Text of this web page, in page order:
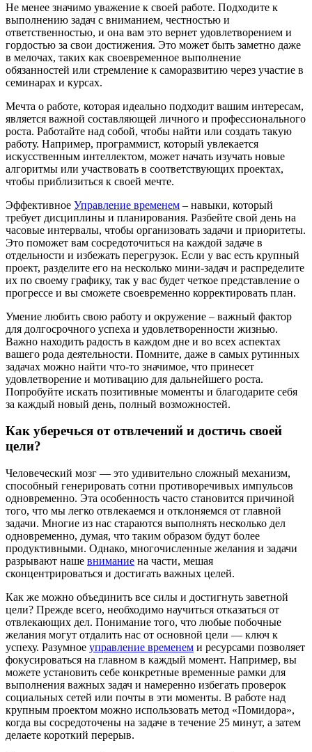
Не менее значимо уважение к своей работе. Подходите к
выполнению задач с вниманием, честностью и
ответственностью, и она вам это вернет удовлетворением и
гордостью за свои достижения. Это может быть заметно даже
в мелочах, таких как своевременное выполнение
обязанностей или стремление к саморазвитию через участие в
семинарах и курсах.
Мечта о работе, которая идеально подходит вашим интересам,
является важной составляющей личного и профессионального
роста. Работайте над собой, чтобы найти или создать такую
работу. Например, программист, который увлекается
искусственным интеллектом, может начать изучать новые
алгоритмы или участвовать в соответствующих проектах,
чтобы приблизиться к своей мечте.
Эффективное Управление временем – навыки, который
требует дисциплины и планирования. Разбейте свой день на
часовые интервалы, чтобы организовать задачи и приоритеты.
Это поможет вам сосредоточиться на каждой задаче в
отдельности и избежать перегрузок. Если у вас есть крупный
проект, разделите его на несколько мини-задач и распределите
их по своему графику, так у вас будет четкое представление о
прогрессе и вы сможете своевременно корректировать план.
Умение любить свою работу и окружение – важный фактор
для долгосрочного успеха и удовлетворенности жизнью.
Важно находить радость в каждом дне и во всех аспектах
вашего рода деятельности. Помните, даже в самых рутинных
задачах можно найти что-то значимое, что принесет
удовлетворение и мотивацию для дальнейшего роста.
Попробуйте искать позитивные моменты и благодарите себя
за каждый новый день, полный возможностей.
Как уберечься от отвлечений и достичь своей
цели?
Человеческий мозг — это удивительно сложный механизм,
способный генерировать сотни противоречивых импульсов
одновременно. Эта особенность часто становится причиной
того, что мы легко отвлекаемся и отклоняемся от главной
задачи. Многие из нас стараются выполнять несколько дел
одновременно, думая, что таким образом будут более
продуктивными. Однако, многочисленные желания и задачи
разрывают наше внимание на части, мешая
сконцентрироваться и достигать важных целей.
Как же можно объединить все силы и достигнуть заветной
цели? Прежде всего, необходимо научиться отказаться от
отвлекающих дел. Понимание того, что любые побочные
желания могут отдалить нас от основной цели — ключ к
успеху. Разумное управление временем и ресурсами позволяет
фокусироваться на главном в каждый момент. Например, вы
можете установить себе конкретные временные рамки для
выполнения важных задач и намеренно избегать проверок
социальных сетей или почты в эти моменты. В работе над
крупным проектом можно использовать метод «Помидора»,
когда вы сосредоточены на задаче в течение 25 минут, а затем
делаете короткий перерыв.